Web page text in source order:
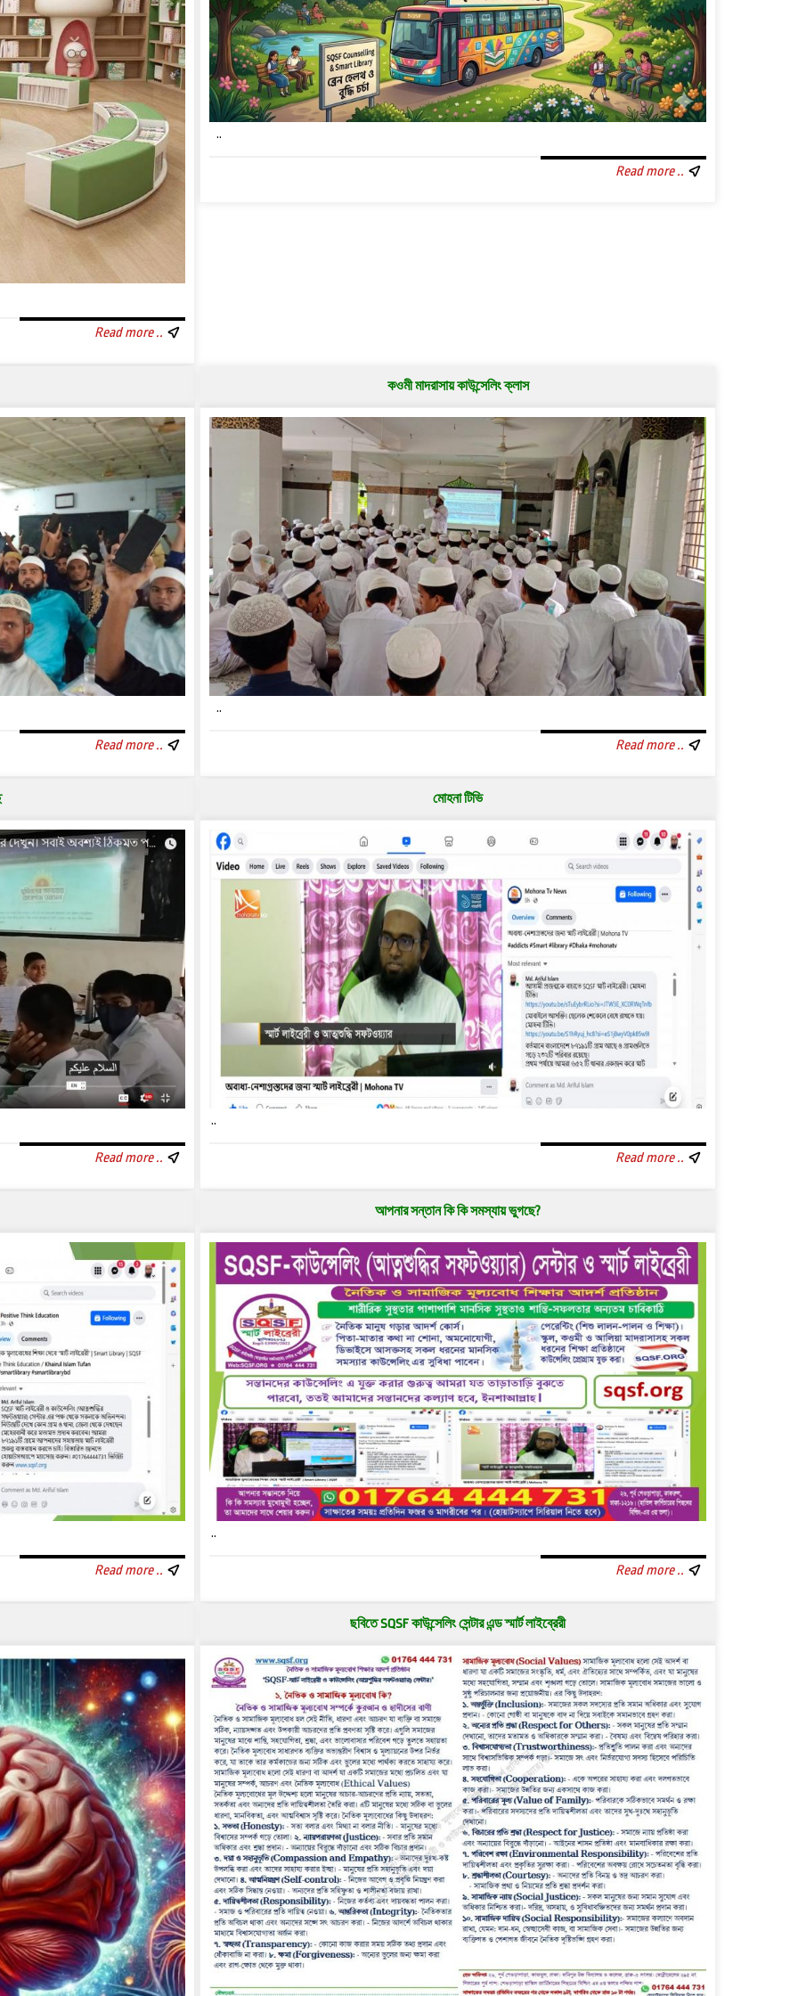
Read more ..
..
Read more ..
Read more ..
কওমী মাদরাসায় কাউন্সেলিং ক্লাস
..
Read more ..
Read more ..
মোহনা টিভি
..
Read more ..
Read more ..
আপনার সন্তান কি কি সমস্যায় ভুগছে?
..
Read more ..
ছবিতে SQSF কাউন্সেলিং সেন্টার এন্ড স্মার্ট লাইব্রেরী